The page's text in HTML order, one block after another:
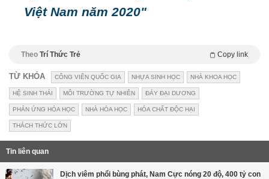
Việt Nam năm 2020"
Theo Trí Thức Trẻ Copy link
TỪ KHÓA CÔNG VIÊN QUỐC GIA NHỰA SINH HỌC NHÀ KHOA HỌC
HỆ SINH THÁI MÔI TRƯỜNG TỰ NHIÊN ĐÁY ĐẠI DƯƠNG
PHẢN ỨNG HÓA HỌC NHÀ HÓA HỌC HÓA CHẤT ĐỘC HẠI
THÁCH THỨC LỚN
Tin liên quan
Dịch viêm phổi bùng phát, Nam Cực nóng 20 độ, 400 tỷ con